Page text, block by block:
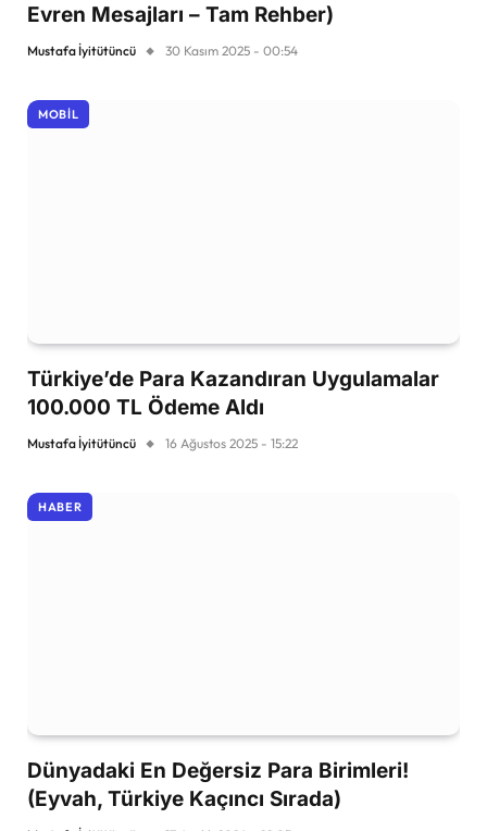
Evren Mesajları – Tam Rehber)
Mustafa İyitütüncü 30 Kasım 2025 - 00:54
MOBIL
Türkiye’de Para Kazandıran Uygulamalar
100.000 TL Ödeme Aldı
Mustafa İyitütüncü 16 Ağustos 2025 - 15:22
HABER
Dünyadaki En Değersiz Para Birimleri!
(Eyvah, Türkiye Kaçıncı Sırada)